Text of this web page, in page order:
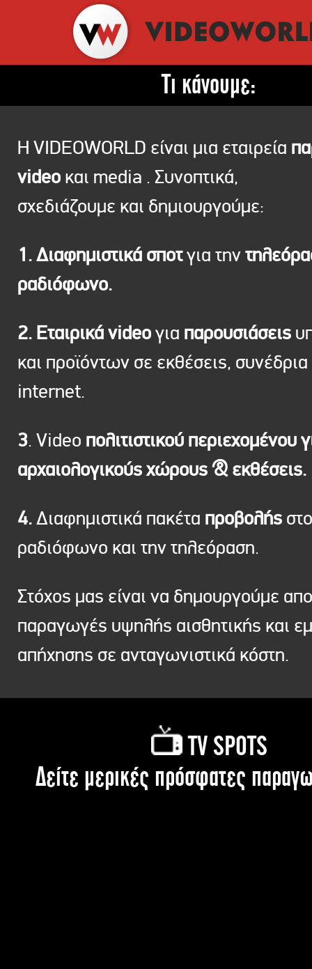
Τι κάνουμε:
Η VIDEOWORLD είναι μια εταιρεία
video και media . Συνοπτικά,
σχεδιάζουμε και δημιουργούμε:
1. Διαφημιστικά σποτγια την
ραδιόφωνο.
2. Εταιρικά videoγια παρουσιάσεις
και προϊόντων σε εκθέσεις, συνέδρια
internet.
3. Video πολιτιστικού περιεχομένου
αρχαιολογικούς χώρους & εκθέσεις.
4.Διαφημιστικά πακέτα προβολής στο
ραδιόφωνο και την τηλεόραση.
Στόχος μας είναι να δημουργούμε
παραγωγές υψηλής αισθητικής και
απήχησης σε ανταγωνιστικά κόστη.
TV SPOTS
Δείτε μερικές πρόσφατες